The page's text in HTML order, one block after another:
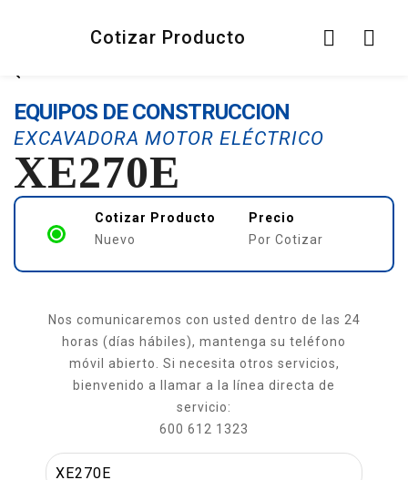
Cotizar Producto
EQUIPOS DE CONSTRUCCION
EXCAVADORA MOTOR ELÉCTRICO
XE270E
Cotizar Producto
Nuevo
Precio
Por Cotizar
Nos comunicaremos con usted dentro de las 24
horas (días hábiles), mantenga su teléfono
móvil abierto. Si necesita otros servicios,
bienvenido a llamar a la línea directa de
servicio:
600 612 1323